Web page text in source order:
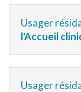
Usager
l'Accueil
Usager